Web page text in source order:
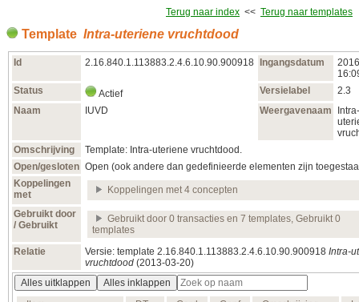
Terug naar index << Terug naar templates
Template Intra-uteriene vruchtdood
Id 2.16.840.1.113883.2.4.6.10.90.900918 Ingangsdatum
Status
Actief Versielabel
2.3
Naam
IUVD Weergavenaam
Intra-
Omschrijving
Template: Intra-uteriene vruchtdood.
Open/gesloten Open (ook andere dan gedefinieerde elementen zijn
Koppelingen
met
Koppelingen met 4 concepten
Gebruikt door
/ Gebruikt
Gebruikt door 0 transacties en 7 templates, Gebruikt 0
templates
Relatie
Versie: template 2.16.840.1.113883.2.4.6.10.90.900918 Intra-
vruchtdood (2013‑03‑20)
Alles uitklappen
Alles inklappen